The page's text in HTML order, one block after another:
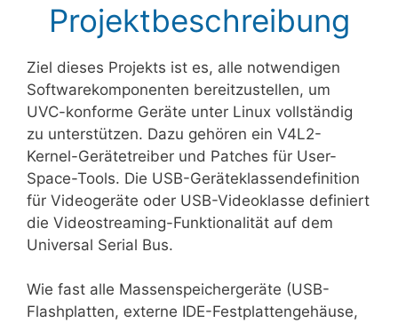
Projektbeschreibung
Ziel dieses Projekts ist es, alle notwendigen
Softwarekomponenten bereitzustellen, um
UVC-konforme Geräte unter Linux vollständig
zu unterstützen. Dazu gehören ein V4L2-
Kernel-Gerätetreiber und Patches für User-
Space-Tools. Die USB-Geräteklassendefinition
für Videogeräte oder USB-Videoklasse definiert
die Videostreaming-Funktionalität auf dem
Universal Serial Bus.
Wie fast alle Massenspeichergeräte (USB-
Flashplatten, externe IDE-Festplattengehäuse,